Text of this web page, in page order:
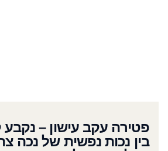
פטירה עקב עישון –
בין נכות נפשית של נכה